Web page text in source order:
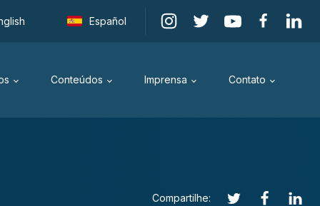
Español
Conteúdos Imprensa Contato
Compartilhe: